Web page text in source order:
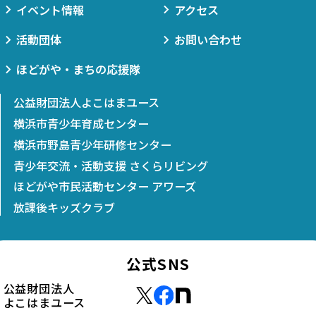
イベント情報
活動団体
ほどがや・まちの応援隊
アクセス
お問い合わせ
公益財団法人よこはまユース
横浜市青少年育成センター
横浜市野島青少年研修センター
青少年交流・活動支援 さくらリビング
ほどがや市民活動センター アワーズ
放課後キッズクラブ
公式SNS
公益財団法人
よこはまユース